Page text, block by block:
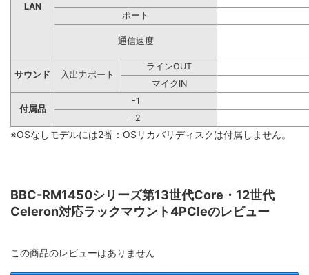
LAN
ポート
通信速度
サウンド 入出力ポート
ラインOUT
マイクIN
付属品
-1
-2
※OSなしモデルには2番：OSリカバリディスクは付属しません。
BBC-RM1450シリーズ第13世代Core・12世代
Celeron対応ラックマウント4PCIeのレビュー
この商品のレビューはありません